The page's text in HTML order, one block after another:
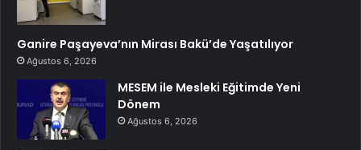
Ganire Paşayeva’nın Mirası Bakü’de Yaşatılıyor
Ağustos 6, 2026
MESEM ile Mesleki Eğitimde Yeni
Dönem
Ağustos 6, 2026